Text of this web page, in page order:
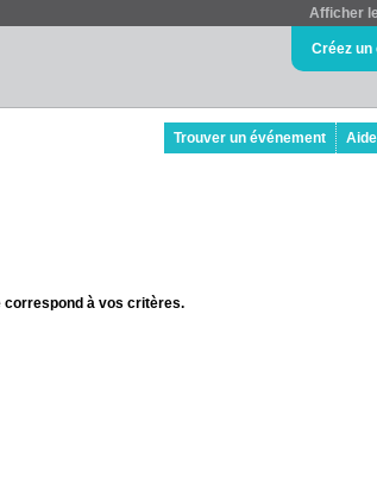
Afficher
Créez un
Trouver un événement Aide
correspond à vos critères.